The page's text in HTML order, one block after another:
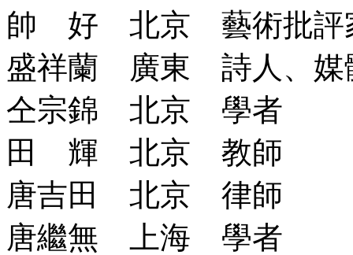
帥 好 北京 藝術批評
盛祥蘭 廣東 詩人、媒
仝宗錦 北京 學者
田 輝 北京 教師
唐吉田 北京 律師
唐繼無 上海 學者